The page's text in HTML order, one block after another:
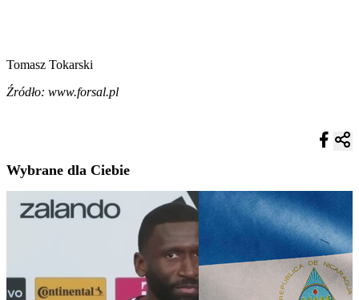
Tomasz Tokarski
Źródło: www.forsal.pl
Wybrane dla Ciebie